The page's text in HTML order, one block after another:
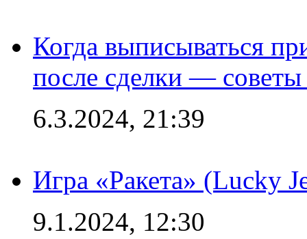
Когда выписываться
после сделки —
6.3.2024, 21:39
Игра «Ракета» (Lucky
9.1.2024, 12:30